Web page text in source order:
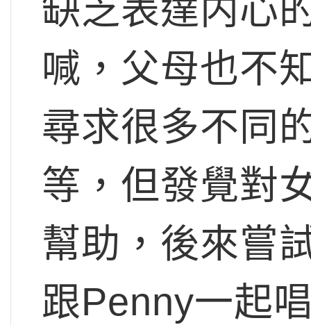
缺乏表達内心
喊，父母也不
尋求很多不同
等，但發覺對
幫助，後來嘗
跟Penny一起